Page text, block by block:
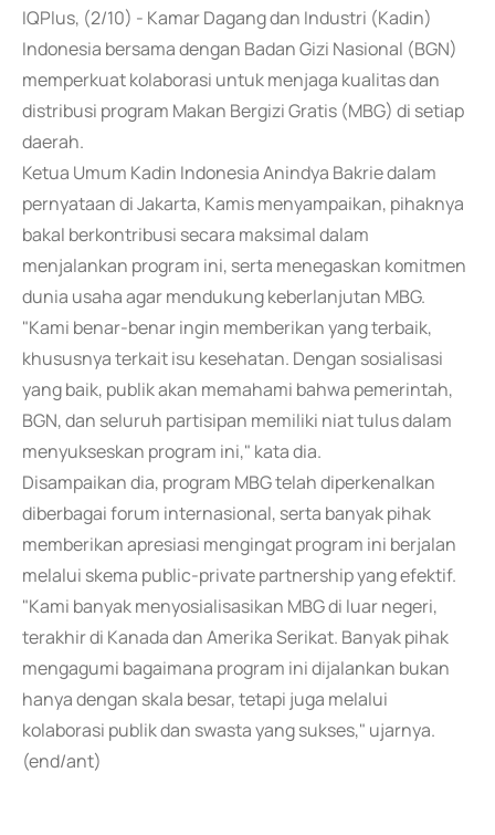
IQPlus, (2/10) - Kamar Dagang dan Industri (Kadin)
Indonesia bersama dengan Badan Gizi Nasional (BGN)
memperkuat kolaborasi untuk menjaga kualitas dan
distribusi program Makan Bergizi Gratis (MBG) di setiap
daerah.
Ketua Umum Kadin Indonesia Anindya Bakrie dalam
pernyataan di Jakarta, Kamis menyampaikan, pihaknya
bakal berkontribusi secara maksimal dalam
menjalankan program ini, serta menegaskan komitmen
dunia usaha agar mendukung keberlanjutan MBG.
"Kami benar-benar ingin memberikan yang terbaik,
khususnya terkait isu kesehatan. Dengan sosialisasi
yang baik, publik akan memahami bahwa pemerintah,
BGN, dan seluruh partisipan memiliki niat tulus dalam
menyukseskan program ini," kata dia.
Disampaikan dia, program MBG telah diperkenalkan
diberbagai forum internasional, serta banyak pihak
memberikan apresiasi mengingat program ini berjalan
melalui skema public-private partnership yang efektif.
"Kami banyak menyosialisasikan MBG di luar negeri,
terakhir di Kanada dan Amerika Serikat. Banyak pihak
mengagumi bagaimana program ini dijalankan bukan
hanya dengan skala besar, tetapi juga melalui
kolaborasi publik dan swasta yang sukses," ujarnya.
(end/ant)